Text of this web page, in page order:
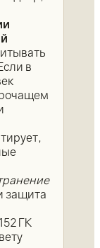
в
защита
ГК